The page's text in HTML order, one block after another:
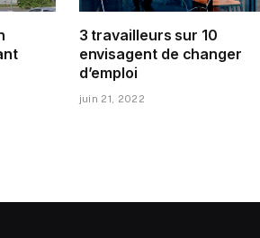
3 travailleurs sur 10
envisagent de changer
d’emploi
juin 21, 2022